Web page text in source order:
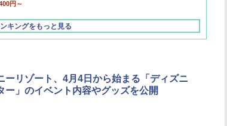
円～
キングをもっと見る
ーリゾート、4月4日から始まる「ディズニ
ー」のイベント内容やグッズを公開